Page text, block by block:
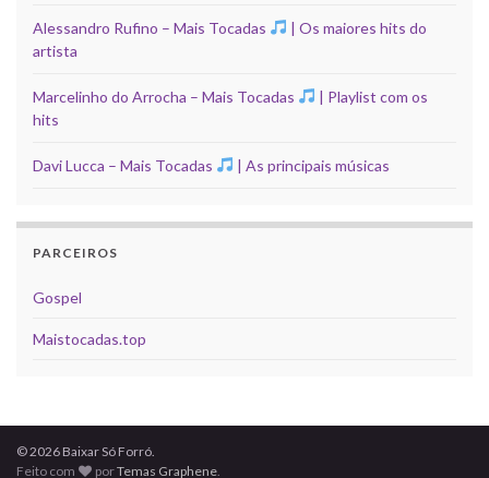
Alessandro Rufino – Mais Tocadas
| Os maiores hits do
artista
Marcelinho do Arrocha – Mais Tocadas
| Playlist com os
hits
Davi Lucca – Mais Tocadas | As principais músicas
PARCEIROS
Gospel
Maistocadas.top
© 2026 Baixar Só Forró.
Feito com
porTemas Graphene